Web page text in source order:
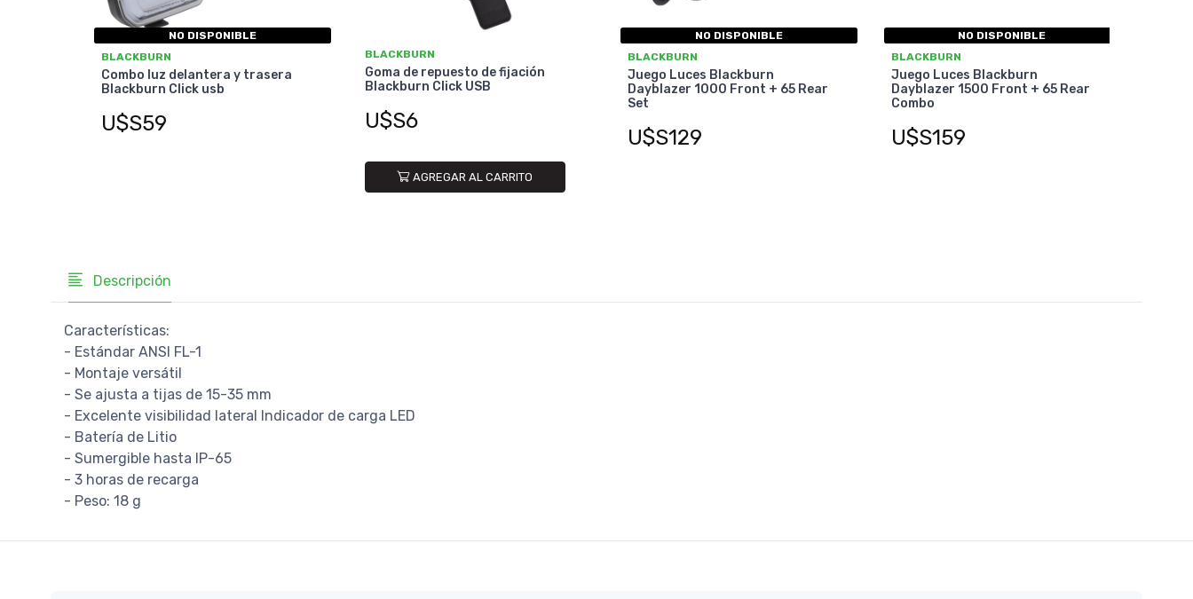
NO DISPONIBLE
BLACKBURN
Combo luz delantera y trasera
Blackburn Click usb
U$S59
BLACKBURN
Goma de repuesto de fijación
Blackburn Click USB
U$S6
AGREGAR AL CARRITO
NO DISPONIBLE
BLACKBURN
Juego Luces Blackburn
Dayblazer 1000 Front + 65 Rear
Set
U$S129
NO DISPONIBLE
BLACKBURN
Juego Luces Blackburn
Dayblazer 1500 Front + 65 Rear
Combo
U$S159
Descripción
Características:
- Estándar ANSI FL-1
- Montaje versátil
- Se ajusta a tijas de 15-35 mm
- Excelente visibilidad lateral Indicador de carga LED
- Batería de Litio
- Sumergible hasta IP-65
- 3 horas de recarga
- Peso: 18 g